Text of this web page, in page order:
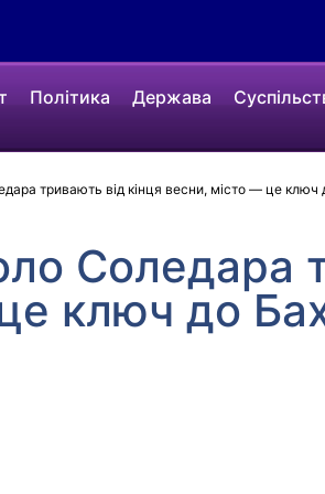
Політика Держава
тривають від кінця весни, місто — це ключ
Соледара
ключ до